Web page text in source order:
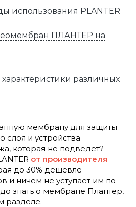
использования PLANTER
ПЛАНТЕР на
различных
мембрану для защиты
слоя и устройства
которая не подведет?
от производителя
до 30% дешевле
и ничем не уступает им по
знать о мембране Плантер,
разделе.